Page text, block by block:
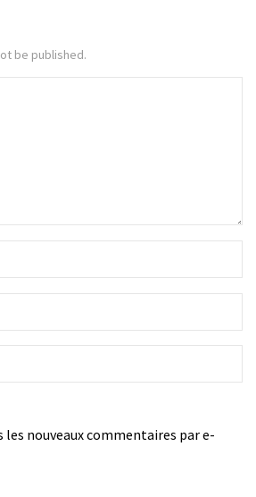
be published.
les nouveaux commentaires par e-